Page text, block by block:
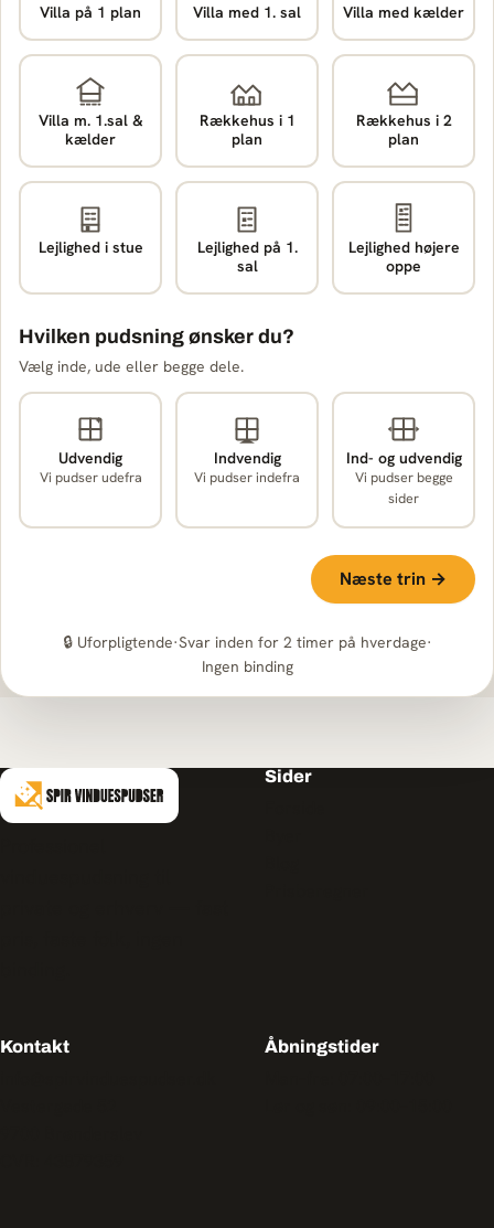
Villa på 1 plan Villa med 1. sal Villa med kælder
Villa m. 1.sal &
kælder
Rækkehus i 1
plan
Rækkehus i 2
plan
Lejlighed i stue
Lejlighed på 1.
sal
Lejlighed højere
oppe
Hvilken pudsning ønsker du?
Vælg inde, ude eller begge dele.
Udvendig
Vi pudser udefra
Indvendig
Vi pudser indefra
Ind- og udvendig
Vi pudser begge
sider
Næste trin →
🔒 Uforpligtende·Svar inden for 2 timer på hverdage·
Ingen binding
Sider
Kontakt Åbningstider